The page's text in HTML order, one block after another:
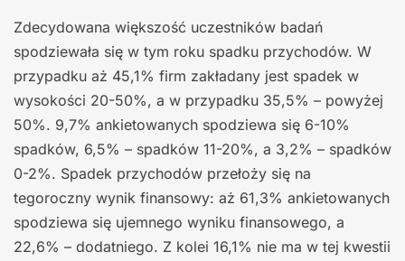
Zdecydowana większość uczestników badań
spodziewała się w tym roku spadku przychodów. W
przypadku aż 45,1% firm zakładany jest spadek w
wysokości 20-50%, a w przypadku 35,5% – powyżej
50%. 9,7% ankietowanych spodziewa się 6-10%
spadków, 6,5% – spadków 11-20%, a 3,2% – spadków
0-2%. Spadek przychodów przełoży się na
tegoroczny wynik finansowy: aż 61,3% ankietowanych
spodziewa się ujemnego wyniku finansowego, a
22,6% – dodatniego. Z kolei 16,1% nie ma w tej kwestii